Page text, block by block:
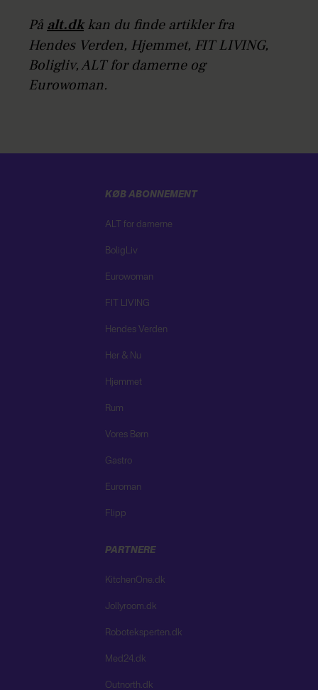
På alt.dkkan du finde artikler fra
Hendes Verden, Hjemmet, FIT LIVING,
Boligliv, ALT for damerne og
Eurowoman.
KØB ABONNEMENT
ALT for damerne
BoligLiv
Eurowoman
FIT LIVING
Hendes Verden
Her & Nu
Hjemmet
Rum
Vores Børn
Gastro
Euroman
Flipp
PARTNERE
KitchenOne.dk
Jollyroom.dk
Roboteksperten.dk
Med24.dk
Outnorth.dk